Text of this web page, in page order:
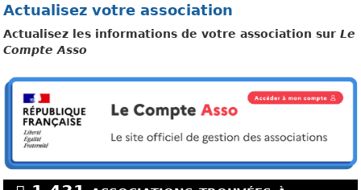
Actualisez votre association
Actualisez les informations de votre association surLe
Compte Asso